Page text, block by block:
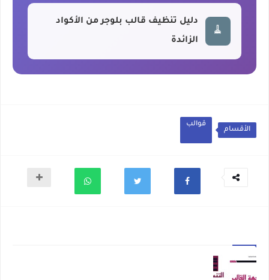
🧹
دليل تنظيف قالب بلوجر من الأكواد
الزائدة
الأقسام
قوالب